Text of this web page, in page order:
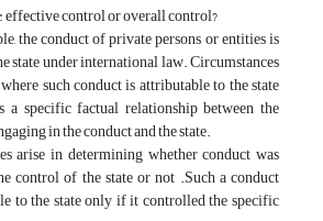
effective control or overall control?
the conduct of private persons or entities is
state under international law. Circumstances
such conduct is attributable to the state
a specific factual relationship between the
in the conduct and the state.
arise in determining whether conduct was
control of the state or not .Such a conduct
to the state only if it controlled the specific